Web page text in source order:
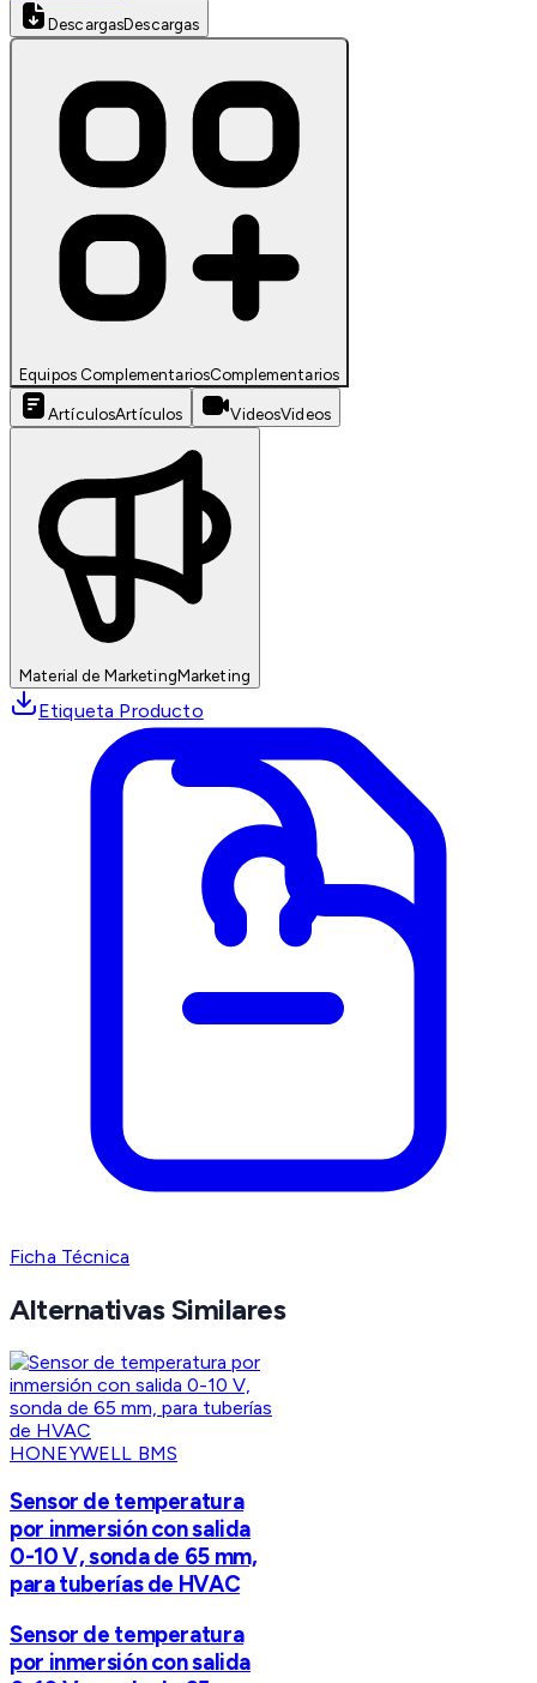
DescargasDescargas
Equipos ComplementariosComplementarios
ArtículosArtículos VideosVideos
Material de MarketingMarketing
Etiqueta Producto
Ficha Técnica
Alternativas Similares
HONEYWELL BMS
Sensor de temperatura
por inmersión con salida
0-10 V, sonda de 65 mm,
para tuberías de HVAC
Sensor de temperatura
por inmersión con salida